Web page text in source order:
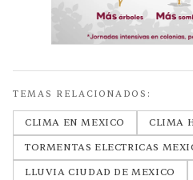
TEMAS RELACIONADOS:
CLIMA EN MEXICO CLIMA
TORMENTAS ELECTRICAS
LLUVIA CIUDAD DE MEXICO